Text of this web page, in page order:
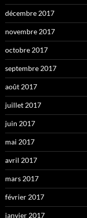
décembre 2017
novembre 2017
octobre 2017
septembre 2017
août 2017
juillet 2017
juin 2017
mai 2017
avril 2017
mars 2017
février 2017
janvier 2017